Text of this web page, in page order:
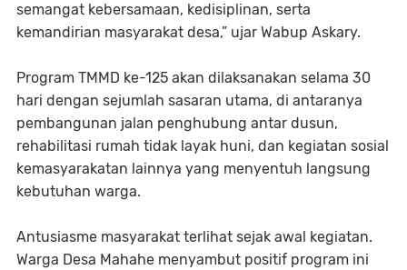
semangat kebersamaan, kedisiplinan, serta
kemandirian masyarakat desa,” ujar Wabup Askary.
Program TMMD ke-125 akan dilaksanakan selama 30
hari dengan sejumlah sasaran utama, di antaranya
pembangunan jalan penghubung antar dusun,
rehabilitasi rumah tidak layak huni, dan kegiatan sosial
kemasyarakatan lainnya yang menyentuh langsung
kebutuhan warga.
Antusiasme masyarakat terlihat sejak awal kegiatan.
Warga Desa Mahahe menyambut positif program ini